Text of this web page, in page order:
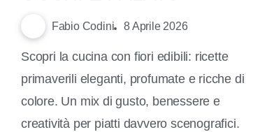
Fabio Codini 8 Aprile 2026
Scopri la cucina con fiori edibili: ricette
primaverili eleganti, profumate e ricche di
colore. Un mix di gusto, benessere e
creatività per piatti davvero scenografici.